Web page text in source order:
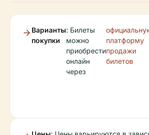
Варианты
покупки
: Билеты
можно
приобрести
онлайн
через
платформу
продажи
билетов